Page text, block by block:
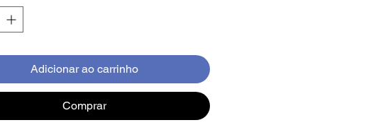
Adicionar ao carrinho
Comprar